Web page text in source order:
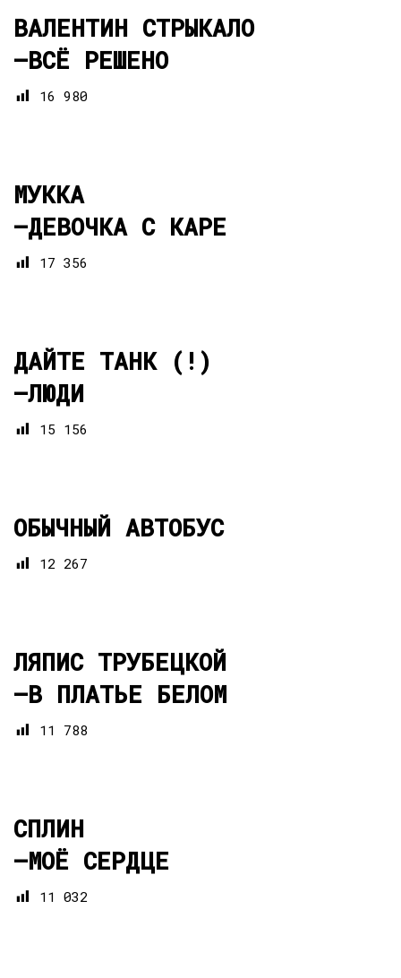
ВАЛЕНТИН СТРЫКАЛО
—ВСЁ РЕШЕНО
16 980
МУККА
—ДЕВОЧКА С КАРЕ
17 356
ДАЙТЕ ТАНК (!)
—ЛЮДИ
15 156
ОБЫЧНЫЙ АВТОБУС
12 267
ЛЯПИС ТРУБЕЦКОЙ
—В ПЛАТЬЕ БЕЛОМ
11 788
СПЛИН
—МОЁ СЕРДЦЕ
11 032